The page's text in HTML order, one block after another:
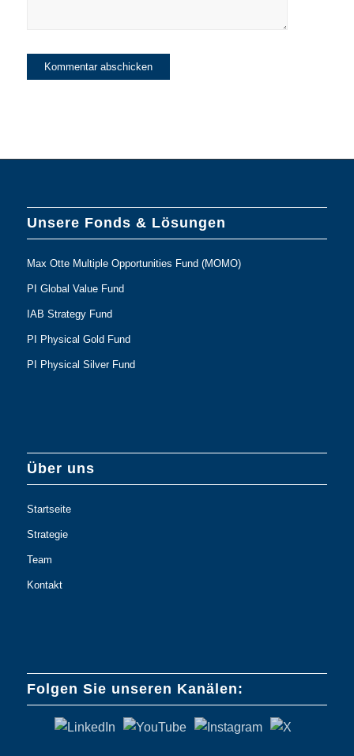
Unsere Fonds & Lösungen
Max Otte Multiple Opportunities Fund (MOMO)
PI Global Value Fund
IAB Strategy Fund
PI Physical Gold Fund
PI Physical Silver Fund
Über uns
Startseite
Strategie
Team
Kontakt
Folgen Sie unseren Kanälen: